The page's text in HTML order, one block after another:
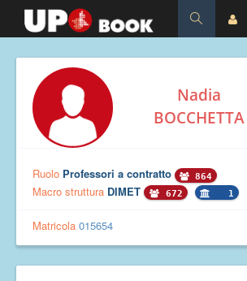
Nadia
BOCCHETTA
Ruolo Professori a contratto 864
Macro struttura DIMET 672 1
Matricola 015654